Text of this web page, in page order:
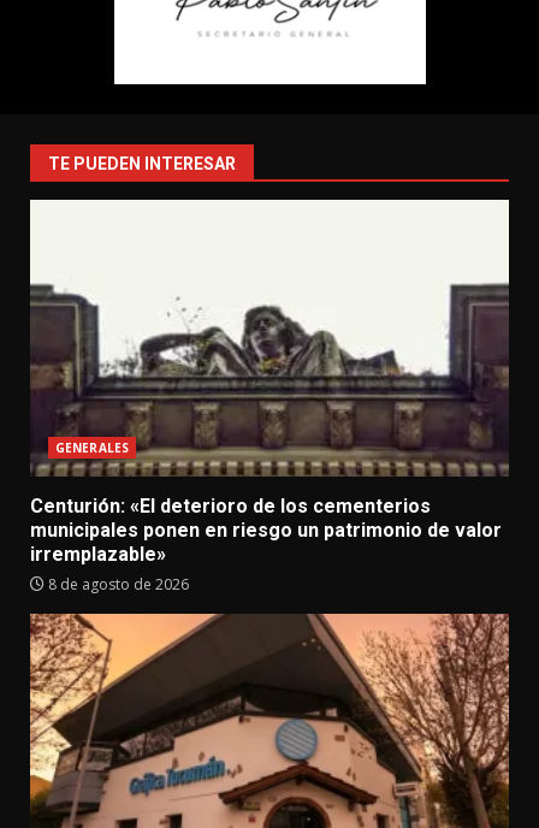
TE PUEDEN INTERESAR
GENERALES
Centurión: «El deterioro de los cementerios
municipales ponen en riesgo un patrimonio de valor
irremplazable»
8 de agosto de 2026